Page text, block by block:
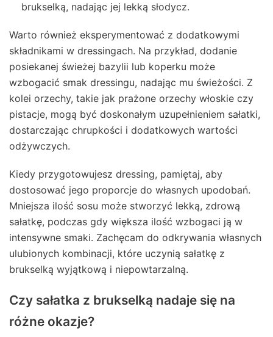
brukselką, nadając jej lekką słodycz.
Warto również eksperymentować z dodatkowymi
składnikami w dressingach. Na przykład, dodanie
posiekanej świeżej bazylii lub koperku może
wzbogacić smak dressingu, nadając mu świeżości. Z
kolei orzechy, takie jak prażone orzechy włoskie czy
pistacje, mogą być doskonałym uzupełnieniem sałatki,
dostarczając chrupkości i dodatkowych wartości
odżywczych.
Kiedy przygotowujesz dressing, pamiętaj, aby
dostosować jego proporcje do własnych upodobań.
Mniejsza ilość sosu może stworzyć lekką, zdrową
sałatkę, podczas gdy większa ilość wzbogaci ją w
intensywne smaki. Zachęcam do odkrywania własnych
ulubionych kombinacji, które uczynią sałatkę z
brukselką wyjątkową i niepowtarzalną.
Czy sałatka z brukselką nadaje się na
różne okazje?